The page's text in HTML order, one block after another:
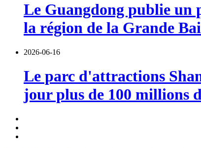
Le Guangdong publie un
la région de la Grande
2026-06-16
Le parc d'attractions
jour plus de 100 millions